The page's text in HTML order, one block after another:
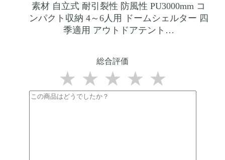
素材 自立式 耐引裂性 防風性 PU3000mm コ
ンパクト収納 4～6人用 ドームシェルター 四
季適用 アウトドアテント…
総合評価
★
★
★
★
★